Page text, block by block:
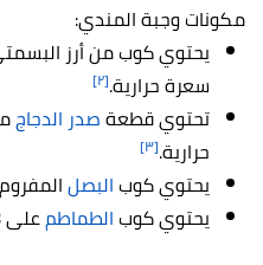
مكونات وجبة المندي:
يحتوي كوب من أرز
سعرة حرارية.[٢]
تحتوي قطعةصدر الدجاج
حرارية.[٣]
يحتوي كوبالبصلالمفروم على 64
يحتوي كوبالطماطمعلى 78 سعرة حرارية.